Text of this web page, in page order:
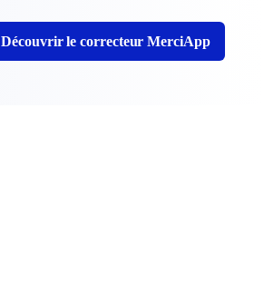
Découvrir le correcteur MerciApp